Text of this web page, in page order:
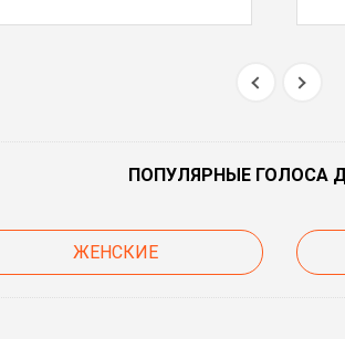
ПОПУЛЯРНЫЕ ГОЛОСА
ЖЕНСКИЕ